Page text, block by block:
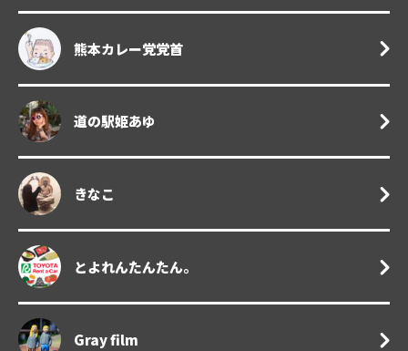
熊本カレー党党首
道の駅姫あゆ
きなこ
とよれんたんたん。
Gray film